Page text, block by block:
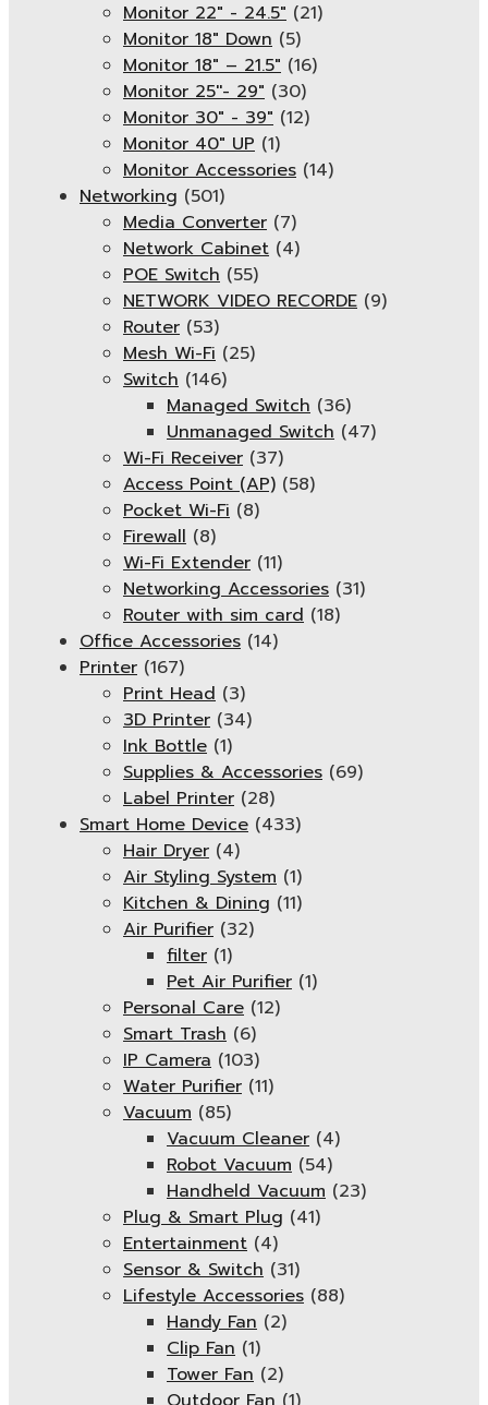
Monitor 22" - 24.5" (21)
Monitor 18" Down (5)
Monitor 18″ – 21.5″ (16)
Monitor 25''- 29" (30)
Monitor 30" - 39" (12)
Monitor 40" UP (1)
Monitor Accessories (14)
Networking (501)
Media Converter (7)
Network Cabinet (4)
POE Switch (55)
NETWORK VIDEO RECORDE (9)
Router (53)
Mesh Wi-Fi (25)
Switch (146)
Managed Switch (36)
Unmanaged Switch (47)
Wi-Fi Receiver (37)
Access Point (AP) (58)
Pocket Wi-Fi (8)
Firewall (8)
Wi-Fi Extender (11)
Networking Accessories (31)
Router with sim card (18)
Office Accessories (14)
Printer (167)
Print Head (3)
3D Printer (34)
Ink Bottle (1)
Supplies & Accessories (69)
Label Printer (28)
Smart Home Device (433)
Hair Dryer (4)
Air Styling System (1)
Kitchen & Dining (11)
Air Purifier (32)
filter (1)
Pet Air Purifier (1)
Personal Care (12)
Smart Trash (6)
IP Camera (103)
Water Purifier (11)
Vacuum (85)
Vacuum Cleaner (4)
Robot Vacuum (54)
Handheld Vacuum (23)
Plug & Smart Plug (41)
Entertainment (4)
Sensor & Switch (31)
Lifestyle Accessories (88)
Handy Fan (2)
Clip Fan (1)
Tower Fan (2)